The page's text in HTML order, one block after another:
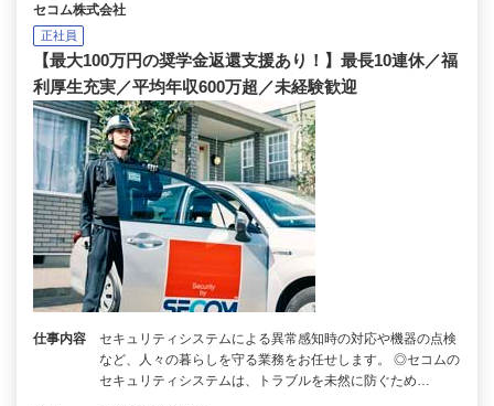
セコム株式会社
正社員
【最大100万円の奨学金返還支援あり！】最長10連休／福
利厚生充実／平均年収600万超／未経験歓迎
仕事内容
セキュリティシステムによる異常感知時の対応や機器の点検
など、人々の暮らしを守る業務をお任せします。 ◎セコムの
セキュリティシステムは、トラブルを未然に防ぐため…